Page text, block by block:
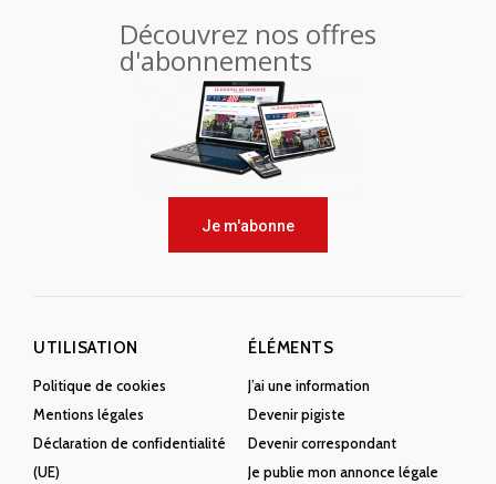
Découvrez nos offres
d'abonnements
Je m'abonne
UTILISATION
Politique de cookies
Mentions légales
Déclaration de confidentialité
(UE)
ÉLÉMENTS
J’ai une information
Devenir pigiste
Devenir correspondant
Je publie mon annonce légale